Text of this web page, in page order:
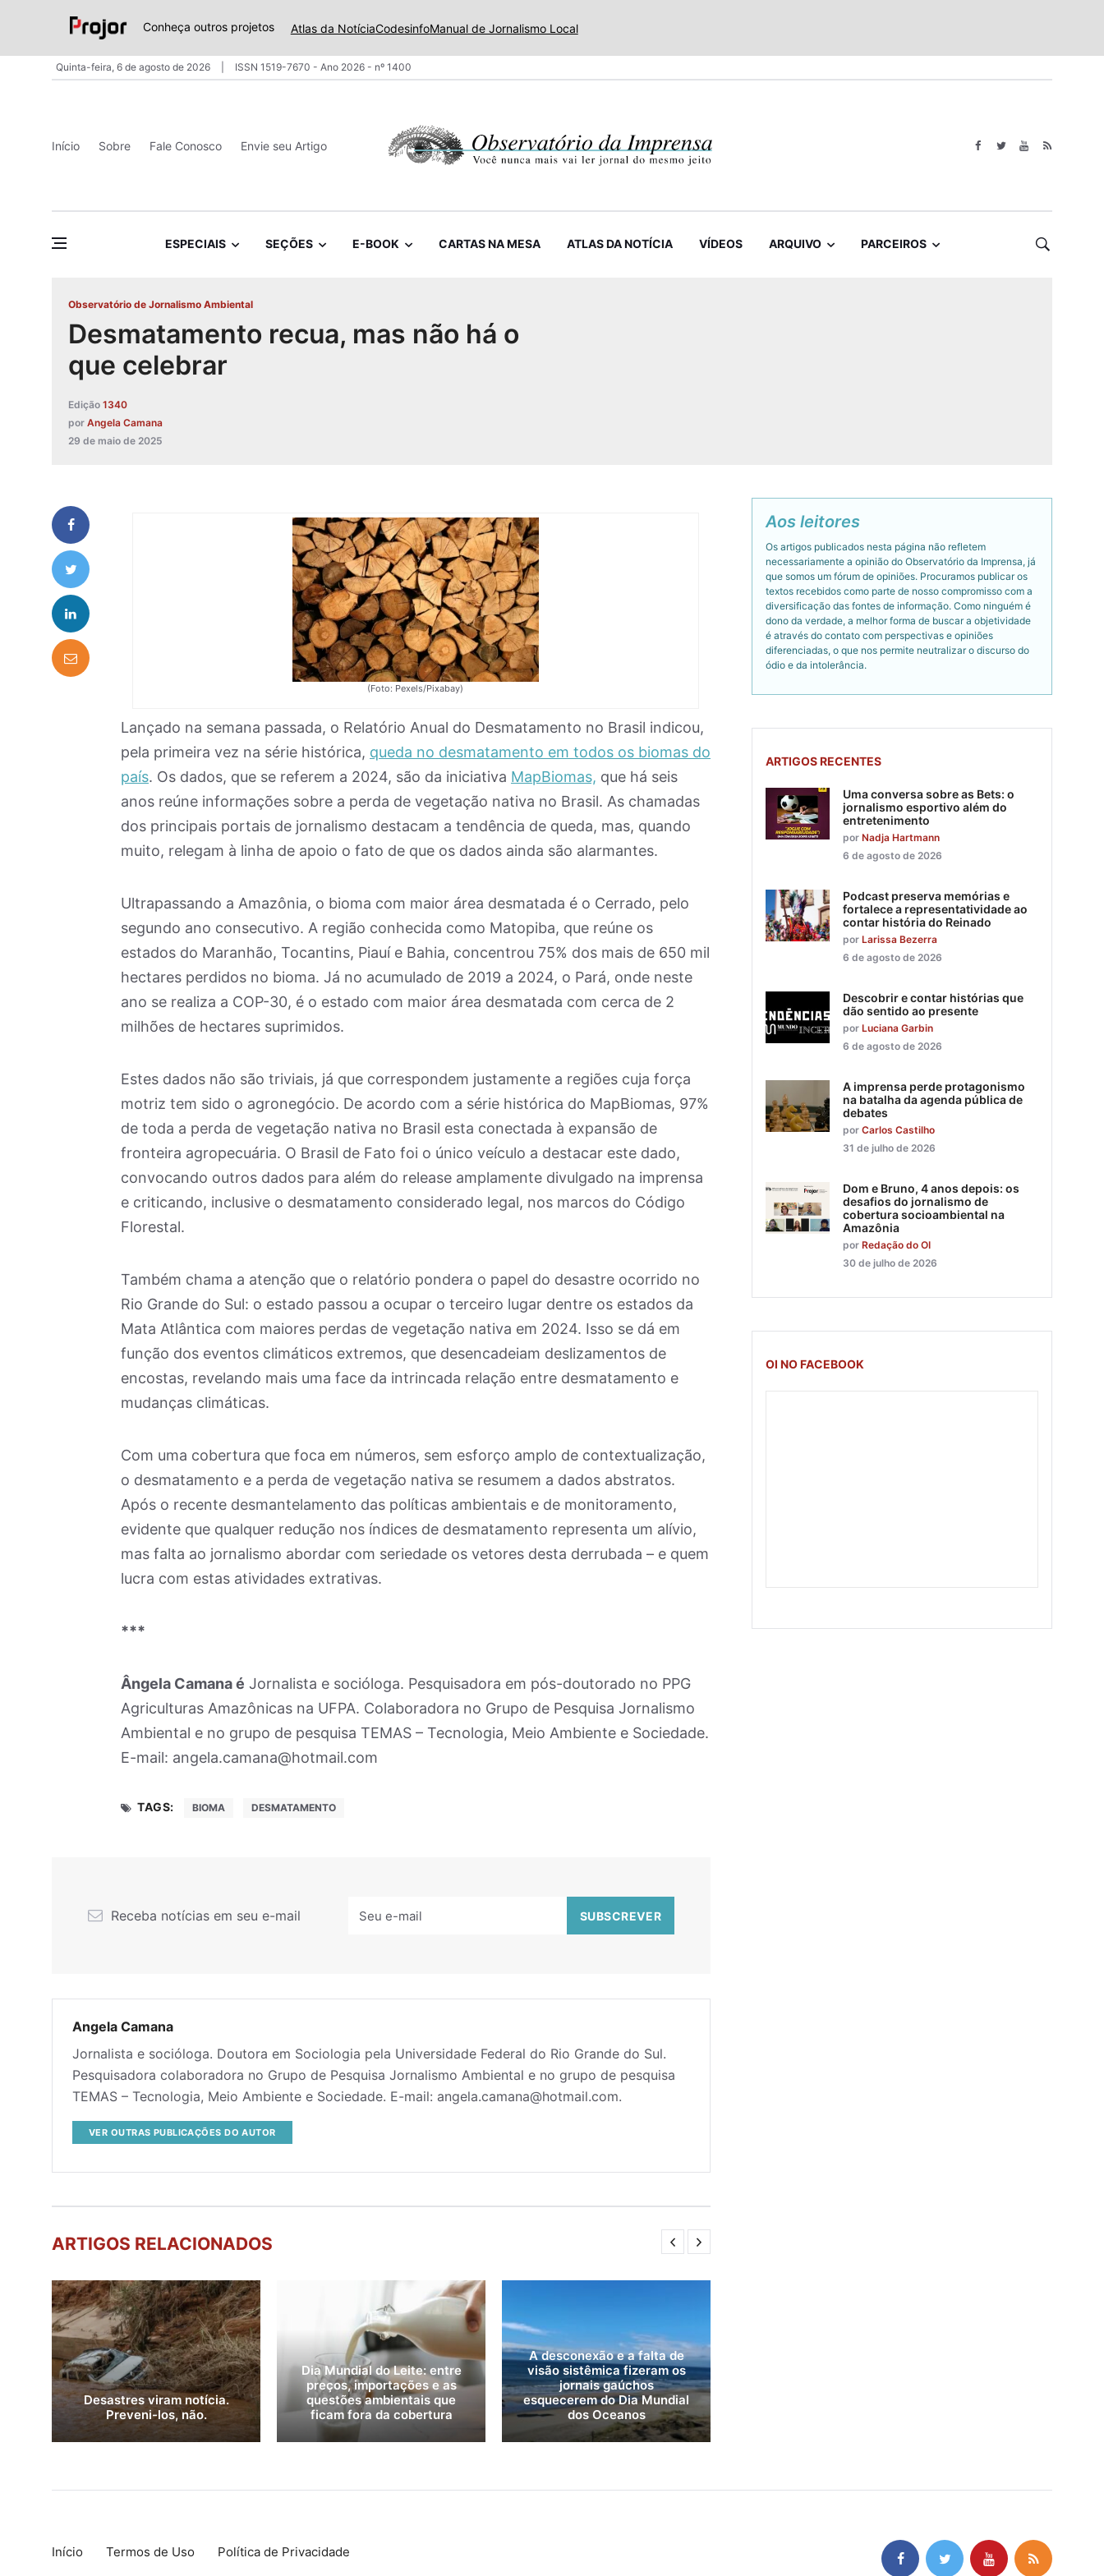
Conheça outros projetos Atlas da NotíciaCodesinfoManual de Jornalismo Local
Quinta-feira, 6 de agosto de 2026 ISSN 1519-7670 - Ano 2026 - nº 1400
Início Sobre Fale Conosco Envie seu Artigo
ESPECIAIS SEÇÕES E-BOOK CARTAS NA MESA ATLAS DA NOTÍCIA VÍDEOS ARQUIVO PARCEIROS
Observatório de Jornalismo Ambiental
Desmatamento recua, mas não há o
que celebrar
Edição 1340
por Angela Camana
29 de maio de 2025
(Foto: Pexels/Pixabay)
Lançado na semana passada, o Relatório Anual do Desmatamento no Brasil indicou,
pela primeira vez na série histórica, queda no desmatamento em todos os biomas do
país. Os dados, que se referem a 2024, são da iniciativa MapBiomas, que há seis
anos reúne informações sobre a perda de vegetação nativa no Brasil. As chamadas
dos principais portais de jornalismo destacam a tendência de queda, mas, quando
muito, relegam à linha de apoio o fato de que os dados ainda são alarmantes.
Ultrapassando a Amazônia, o bioma com maior área desmatada é o Cerrado, pelo
segundo ano consecutivo. A região conhecida como Matopiba, que reúne os
estados do Maranhão, Tocantins, Piauí e Bahia, concentrou 75% dos mais de 650 mil
hectares perdidos no bioma. Já no acumulado de 2019 a 2024, o Pará, onde neste
ano se realiza a COP-30, é o estado com maior área desmatada com cerca de 2
milhões de hectares suprimidos.
Estes dados não são triviais, já que correspondem justamente a regiões cuja força
motriz tem sido o agronegócio. De acordo com a série histórica do MapBiomas, 97%
de toda a perda de vegetação nativa no Brasil esta conectada à expansão de
fronteira agropecuária. O Brasil de Fato foi o único veículo a destacar este dado,
convocando outros dados para além do release amplamente divulgado na imprensa
e criticando, inclusive o desmatamento considerado legal, nos marcos do Código
Florestal.
Também chama a atenção que o relatório pondera o papel do desastre ocorrido no
Rio Grande do Sul: o estado passou a ocupar o terceiro lugar dentre os estados da
Mata Atlântica com maiores perdas de vegetação nativa em 2024. Isso se dá em
função dos eventos climáticos extremos, que desencadeiam deslizamentos de
encostas, revelando mais uma face da intrincada relação entre desmatamento e
mudanças climáticas.
Com uma cobertura que foca em números, sem esforço amplo de contextualização,
o desmatamento e a perda de vegetação nativa se resumem a dados abstratos.
Após o recente desmantelamento das políticas ambientais e de monitoramento,
evidente que qualquer redução nos índices de desmatamento representa um alívio,
mas falta ao jornalismo abordar com seriedade os vetores desta derrubada – e quem
lucra com estas atividades extrativas.
***
Ângela Camana é Jornalista e socióloga. Pesquisadora em pós-doutorado no PPG
Agriculturas Amazônicas na UFPA. Colaboradora no Grupo de Pesquisa Jornalismo
Ambiental e no grupo de pesquisa TEMAS – Tecnologia, Meio Ambiente e Sociedade.
E-mail: angela.camana@hotmail.com
TAGS: BIOMA DESMATAMENTO
Receba notícias em seu e-mail
Angela Camana
Jornalista e socióloga. Doutora em Sociologia pela Universidade Federal do Rio Grande do Sul.
Pesquisadora colaboradora no Grupo de Pesquisa Jornalismo Ambiental e no grupo de pesquisa
TEMAS – Tecnologia, Meio Ambiente e Sociedade. E-mail: angela.camana@hotmail.com.
VER OUTRAS PUBLICAÇÕES DO AUTOR
ARTIGOS RELACIONADOS
Desastres viram notícia.
Preveni-los, não.
Dia Mundial do Leite: entre
preços, importações e as
questões ambientais que
ficam fora da cobertura
A desconexão e a falta de
visão sistêmica fizeram os
jornais gaúchos
esquecerem do Dia Mundial
dos Oceanos
Aos leitores
Os artigos publicados nesta página não refletem
necessariamente a opinião do Observatório da Imprensa, já
que somos um fórum de opiniões. Procuramos publicar os
textos recebidos como parte de nosso compromisso com a
diversificação das fontes de informação. Como ninguém é
dono da verdade, a melhor forma de buscar a objetividade
é através do contato com perspectivas e opiniões
diferenciadas, o que nos permite neutralizar o discurso do
ódio e da intolerância.
ARTIGOS RECENTES
Uma conversa sobre as Bets: o
jornalismo esportivo além do
entretenimento
por Nadja Hartmann
6 de agosto de 2026
Podcast preserva memórias e
fortalece a representatividade ao
contar história do Reinado
por Larissa Bezerra
6 de agosto de 2026
Descobrir e contar histórias que
dão sentido ao presente
por Luciana Garbin
6 de agosto de 2026
A imprensa perde protagonismo
na batalha da agenda pública de
debates
por Carlos Castilho
31 de julho de 2026
Dom e Bruno, 4 anos depois: os
desafios do jornalismo de
cobertura socioambiental na
Amazônia
por Redação do OI
30 de julho de 2026
OI NO FACEBOOK
Início Termos de Uso Política de Privacidade